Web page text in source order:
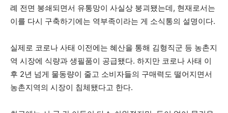
례 전면 봉쇄되면서 유통망이 사실상 붕괴됐는데, 현재로서는
이를 다시 구축하기에는 역부족이라는 게 소식통의 설명이다.
실제로 코로나 사태 이전에는 혜산을 통해 김형직군 등 농촌지
역 시장에 식량과 생필품이 공급됐다. 하지만 코로나 사태 이
후 2년 넘게 물동량이 줄고 소비자들의 구매력도 떨어지면서
농촌지역의 시장이 침체됐다고 한다.